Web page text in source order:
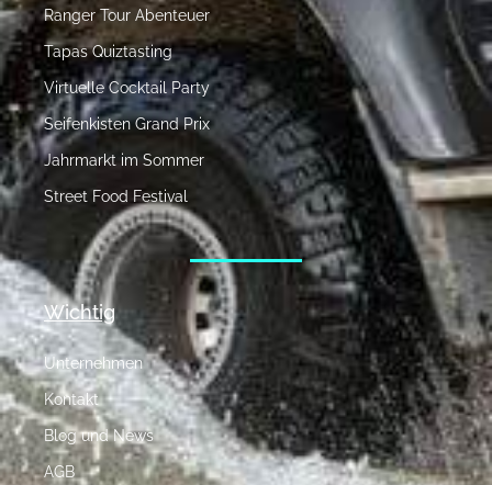
Ranger Tour Abenteuer
Tapas Quiztasting
Virtuelle Cocktail Party
Seifenkisten Grand Prix
Jahrmarkt im Sommer
Street Food Festival
Wichtig
Unternehmen
Kontakt
Blog und News
AGB